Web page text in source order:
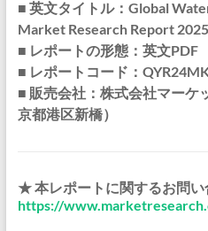
■ 英文タイトル：Global
Market Research Report 2025
■ レポートの形態：英文PDF
■ レポートコード：
■ 販売会社：株式会社マーケ
京都港区新橋）
★ 本レポートに関するお問
https://